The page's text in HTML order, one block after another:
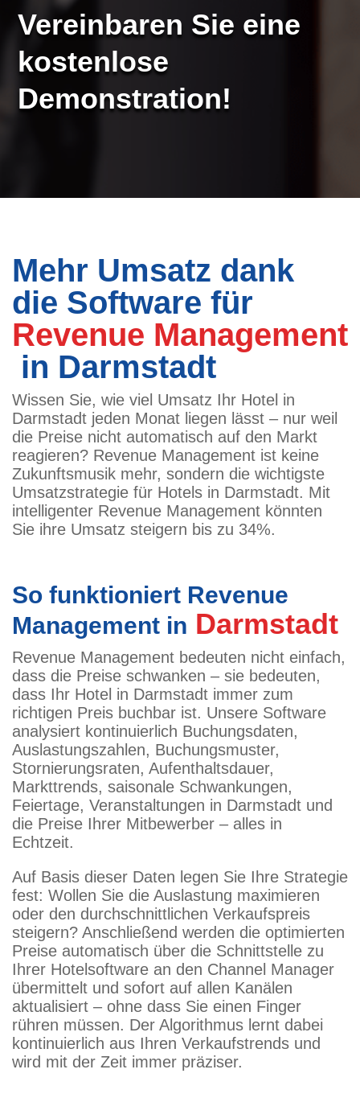
Vereinbaren Sie eine
kostenlose
Demonstration!
Mehr Umsatz dank
die Software für
Revenue Management
in Darmstadt
Wissen Sie, wie viel Umsatz Ihr Hotel in
Darmstadt jeden Monat liegen lässt – nur weil
die Preise nicht automatisch auf den Markt
reagieren? Revenue Management ist keine
Zukunftsmusik mehr, sondern die wichtigste
Umsatzstrategie für Hotels in Darmstadt. Mit
intelligenter Revenue Management könnten
Sie ihre Umsatz steigern bis zu 34%.
So funktioniert Revenue
Management in Darmstadt
Revenue Management bedeuten nicht einfach,
dass die Preise schwanken – sie bedeuten,
dass Ihr Hotel in Darmstadt immer zum
richtigen Preis buchbar ist. Unsere Software
analysiert kontinuierlich Buchungsdaten,
Auslastungszahlen, Buchungsmuster,
Stornierungsraten, Aufenthaltsdauer,
Markttrends, saisonale Schwankungen,
Feiertage, Veranstaltungen in Darmstadt und
die Preise Ihrer Mitbewerber – alles in
Echtzeit.
Auf Basis dieser Daten legen Sie Ihre Strategie
fest: Wollen Sie die Auslastung maximieren
oder den durchschnittlichen Verkaufspreis
steigern? Anschließend werden die optimierten
Preise automatisch über die Schnittstelle zu
Ihrer Hotelsoftware an den Channel Manager
übermittelt und sofort auf allen Kanälen
aktualisiert – ohne dass Sie einen Finger
rühren müssen. Der Algorithmus lernt dabei
kontinuierlich aus Ihren Verkaufstrends und
wird mit der Zeit immer präziser.